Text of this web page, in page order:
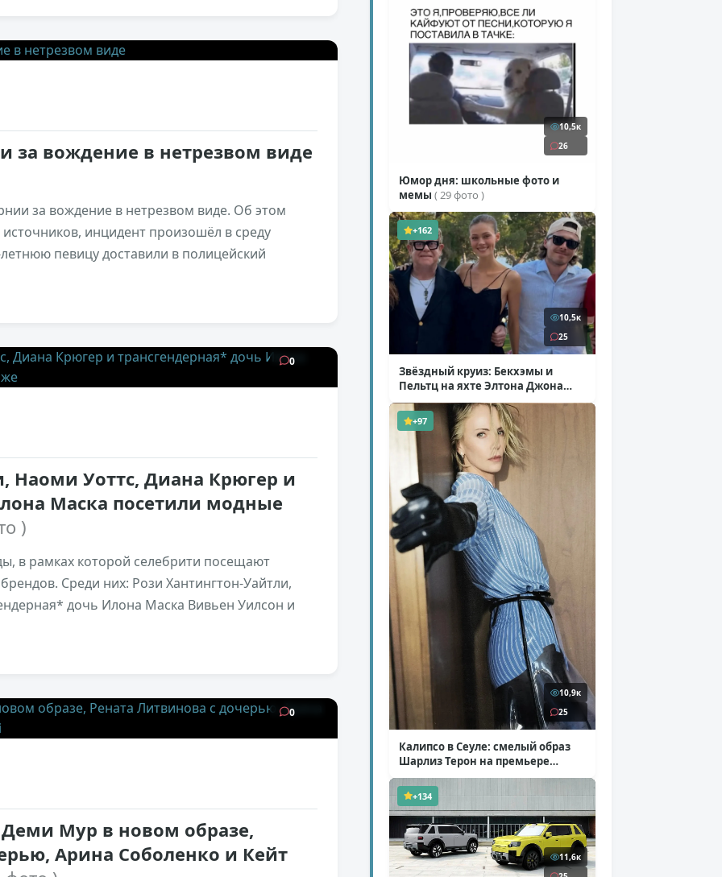
за вождение в нетрезвом виде
за вождение в нетрезвом виде. Об этом
инцидент произошёл в среду
певицу доставили в полицейский
0
Наоми Уоттс, Диана Крюгер и
Маска посетили модные
)
в рамках которой селебрити посещают
Среди них: Рози Хантингтон-Уайтли,
дочь Илона Маска Вивьен Уилсон и
0
Мур в новом образе,
Арина Соболенко и Кейт
10,5к
26
Юмор дня: школьные фото и
мемы ( 29 фото )
+162
10,5к
25
Звёздный круиз: Бекхэмы и
Пельтц на яхте Элтона Джона
( 12 фото )
+97
10,9к
25
Калипсо в Сеуле: смелый образ
Шарлиз Терон на премьере
«Одиссеи»( 6 фото )
+134
11,6к